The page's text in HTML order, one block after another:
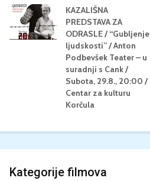
KAZALIŠNA
PREDSTAVA ZA
ODRASLE / “Gubljenje
ljudskosti” / Anton
Podbevšek Teater – u
suradnji s Cank /
Subota, 29.8., 20:00 /
Centar za kulturu
Korčula
Kategorije filmova